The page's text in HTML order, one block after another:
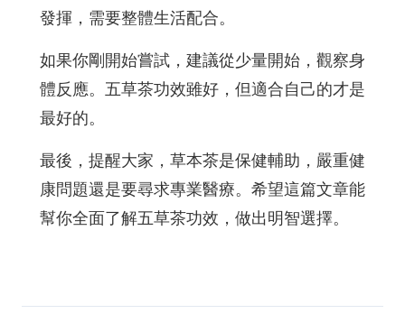
發揮，需要整體生活配合。
如果你剛開始嘗試，建議從少量開始，觀察身
體反應。五草茶功效雖好，但適合自己的才是
最好的。
最後，提醒大家，草本茶是保健輔助，嚴重健
康問題還是要尋求專業醫療。希望這篇文章能
幫你全面了解五草茶功效，做出明智選擇。